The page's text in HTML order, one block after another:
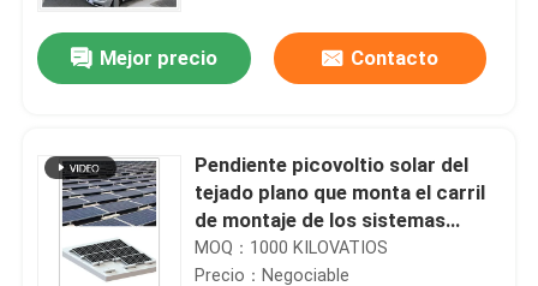
Mejor precio Contacto
Pendiente picovoltio solar del
tejado plano que monta el carril
de montaje de los sistemas
1200m m picovoltio MRA3
MOQ：1000 KILOVATIOS
Precio：Negociable